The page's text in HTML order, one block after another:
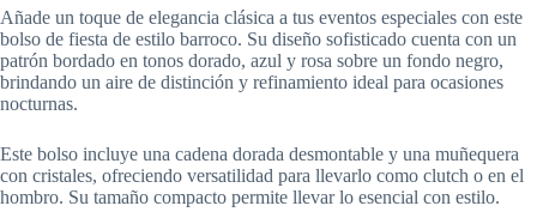
Añade un toque de elegancia clásica a tus eventos especiales con este
bolso de fiesta de estilo barroco. Su diseño sofisticado cuenta con un
patrón bordado en tonos dorado, azul y rosa sobre un fondo negro,
brindando un aire de distinción y refinamiento ideal para ocasiones
nocturnas.
Este bolso incluye una cadena dorada desmontable y una muñequera
con cristales, ofreciendo versatilidad para llevarlo como clutch o en el
hombro. Su tamaño compacto permite llevar lo esencial con estilo.